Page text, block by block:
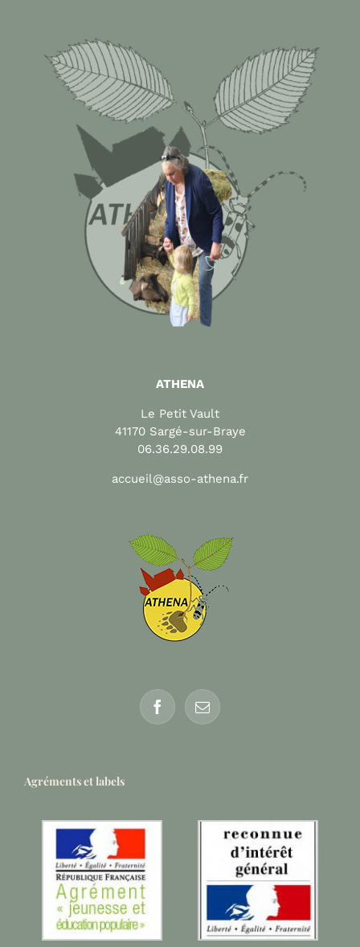
ATHENA
Le Petit Vault
41170 Sargé-sur-Braye
06.36.29.08.99
accueil@asso-athena.fr
Agréments et labels